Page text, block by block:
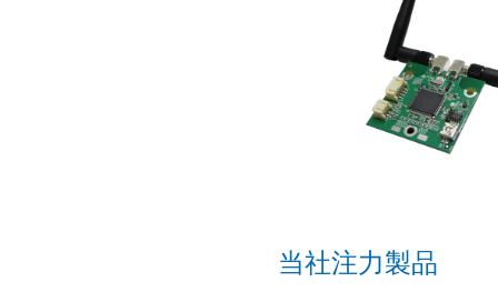
当社注力製品